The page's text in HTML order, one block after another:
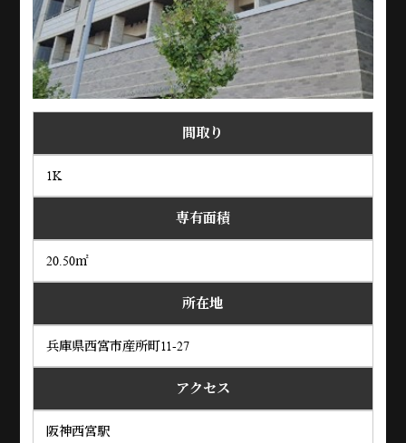
間取り
1K
専有面積
20.50㎡
所在地
兵庫県西宮市産所町11-27
アクセス
阪神西宮駅